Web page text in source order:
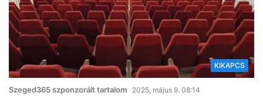
KIKAPCS
Szeged365 szponzorált tartalom 2025, május 9. 08:14